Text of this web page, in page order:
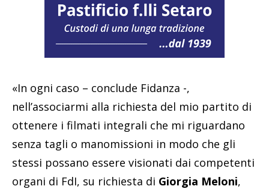
«In ogni caso – conclude Fidanza -,
nell’associarmi alla richiesta del mio partito di
ottenere i filmati integrali che mi riguardano
senza tagli o manomissioni in modo che gli
stessi possano essere visionati dai competenti
organi di FdI, su richiesta di Giorgia Meloni,